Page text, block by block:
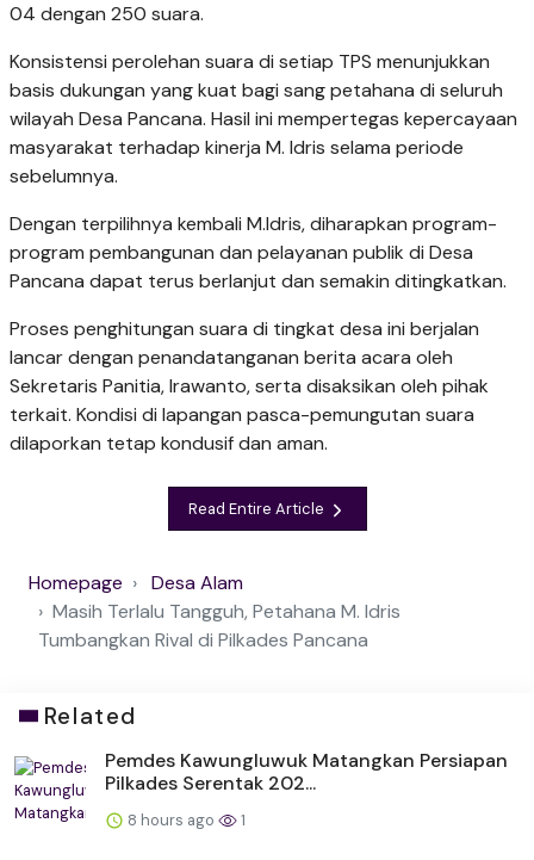
04 dengan 250 suara.
Konsistensi perolehan suara di setiap TPS menunjukkan
basis dukungan yang kuat bagi sang petahana di seluruh
wilayah Desa Pancana. ​Hasil ini mempertegas kepercayaan
masyarakat terhadap kinerja M. Idris selama periode
sebelumnya.
Dengan terpilihnya kembali M.Idris, diharapkan program-
program pembangunan dan pelayanan publik di Desa
Pancana dapat terus berlanjut dan semakin ditingkatkan.
​Proses penghitungan suara di tingkat desa ini berjalan
lancar dengan penandatanganan berita acara oleh
Sekretaris Panitia, Irawanto, serta disaksikan oleh pihak
terkait. Kondisi di lapangan pasca-pemungutan suara
dilaporkan tetap kondusif dan aman.
Read Entire Article
Homepage
Desa Alam
Masih Terlalu Tangguh, Petahana M. Idris
Tumbangkan Rival di Pilkades Pancana
Related
Pemdes Kawungluwuk Matangkan Persiapan
Pilkades Serentak 202...
8 hours ago 1